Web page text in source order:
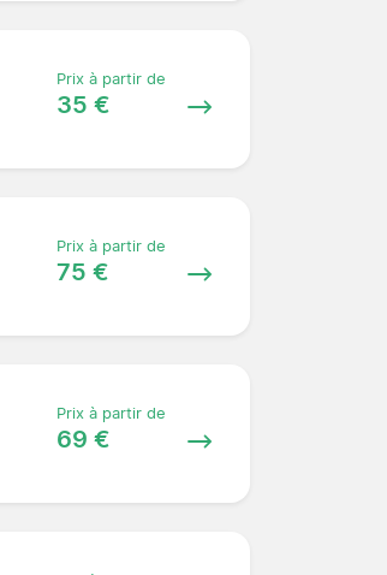
Prix à partir de
35 €
Prix à partir de
75 €
Prix à partir de
69 €